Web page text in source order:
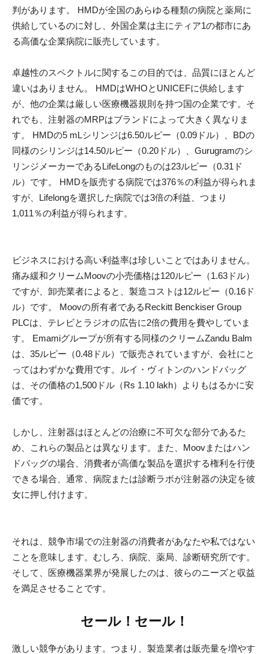
判があります。 HMDが全国のあらゆる種類の病院と薬局に
供給しているのに対し、外国企業は主にティア1の都市にあ
る高価な企業病院に販売しています。
卓越性のスペクトルに関するこの目的では、品質にほとんど
違いはありません。 HMDはWHOとUNICEFに供給します
が、他の企業は厳しい医療機​​器規則を持つ国の企業です。そ
れでも、注射器のMRPはブランドによって大きく異なりま
す。 HMDの5 mLシリンジは6.50ルピー（0.09ドル）、BDの
同様のシリンジは14.50ルピー（0.20ドル）、Gurugramのシ
リンジメーカーであるLifeLongのものは23ルピー（0.31ド
ル）です。 HMDを販売する病院では376％の利益が得られま
すが、Lifelongを選択した病院では3倍の利益、つまり
1,011％の利益が得られます。
ビジネスにおける高い利益率は珍しいことではありません。
痛み緩和クリームMoovの小売価格は120ルピー（1.63ドル）
ですが、卸売業者によると、製造コストは12ルピー（0.16ド
ル）です。 Moovの所有者であるReckitt Benckiser Group
PLCは、テレビとラジオの広告に2倍の費用を費やしていま
す。 Emamiグループが所有する同様のクリームZandu Balm
は、35ルピー（0.48ドル）で販売されていますが、会社にと
ってはわずかな費用です。ルイ・ヴィトンのハンドバッグ
は、その価格の1,500ドル（Rs 1.10 lakh）よりもはるかに安
価です。
しかし、注射器はほとんどの治療に不可欠な部分であるた
め、これらの製品とは異なります。また、Moovまたはハン
ドバッグの場合、消費者が高価な製品を選択する権利を行使
できる場合、通常、病院または診断ラボが注射器の決定を彼
女に押し付けます。
それは、競争市場での注射器の消費者があなたや私ではない
ことを意味します。むしろ、病院、薬局、診断研究所です。
そして、医療機器業界が発展したのは、彼らのニーズと収益
を満足させることです。
セール！セール！
激しい競争があります。つまり、製造業者は販売量を増やす